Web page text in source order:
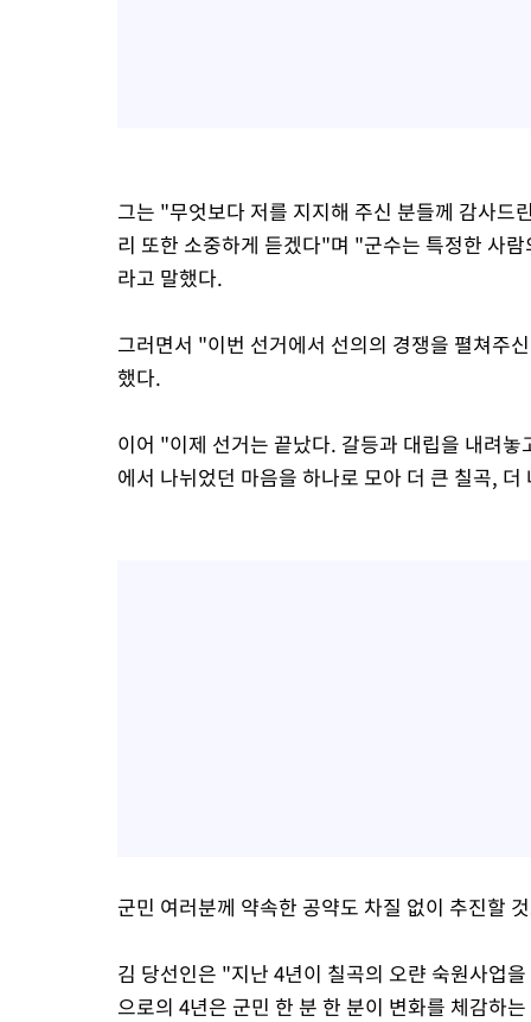
그는 "무엇보다 저를 지지해 주신 분들께 감사드
리 또한 소중하게 듣겠다"며 "군수는 특정한 사
라고 말했다.
그러면서 "이번 선거에서 선의의 경쟁을 펼쳐주
했다.
이어 "이제 선거는 끝났다. 갈등과 대립을 내려
에서 나뉘었던 마음을 하나로 모아 더 큰 칠곡,
군민 여러분께 약속한 공약도 차질 없이 추진할
김 당선인은 "지난 4년이 칠곡의 오랸 숙원사업
으로의 4년은 군민 한 분 한 분이 변화를 체감하